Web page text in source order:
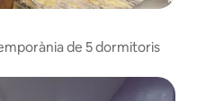
de 5 dormitoris